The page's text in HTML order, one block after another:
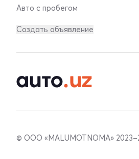
Авто с пробегом
Создать объявление
© ООО «MALUMOTNOMA»